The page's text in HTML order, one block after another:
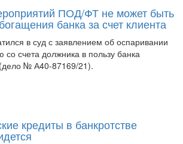
ПОД/ФТ не может быть
банка за счет клиента
в суд с заявлением об оспаривании
со счета должника в пользу банка
№ А40-87169/21).
кредиты в банкротстве